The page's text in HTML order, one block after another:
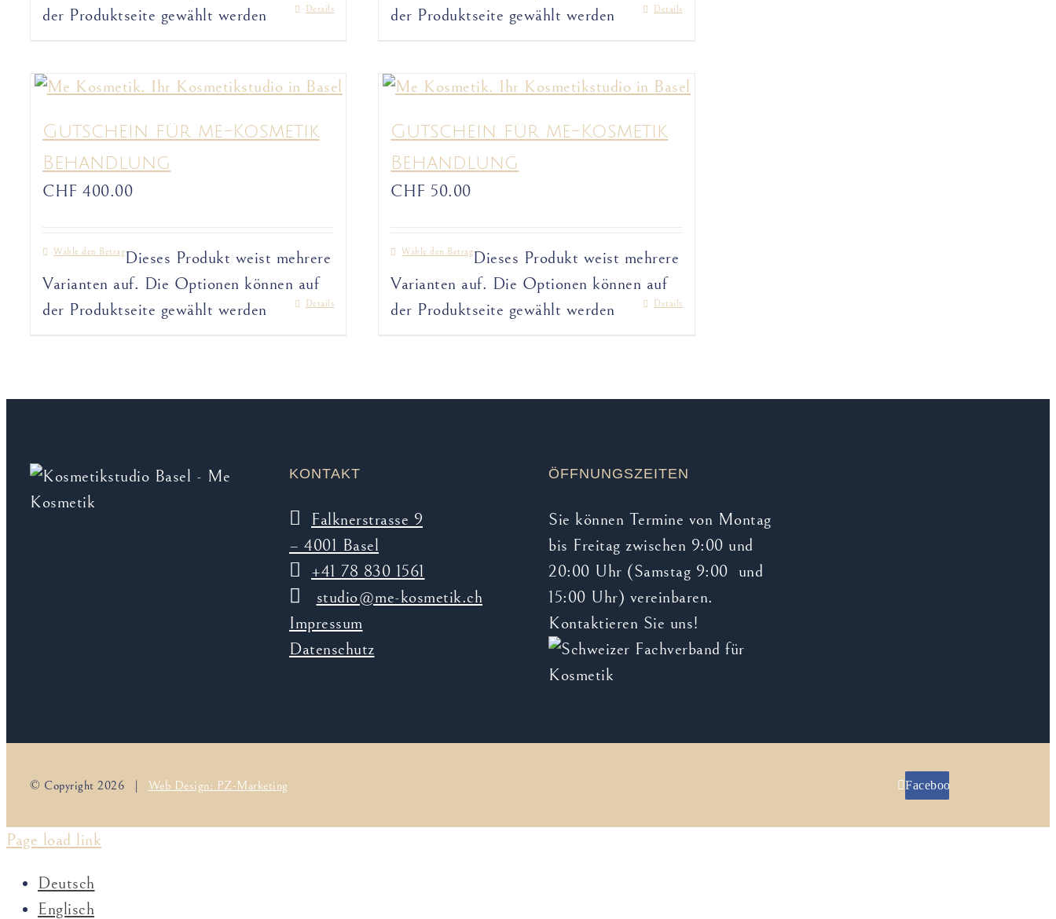
der Produktseite gewählt werden
Details
der Produktseite gewählt werden
Details
Gutschein für me-Kosmetik
Behandlung
CHF 400.00
Wähle den BetragDieses Produkt weist mehrere
Varianten auf. Die Optionen können auf
der Produktseite gewählt werden
Details
Gutschein für me-Kosmetik
Behandlung
CHF 50.00
Wähle den BetragDieses Produkt weist mehrere
Varianten auf. Die Optionen können auf
der Produktseite gewählt werden
Details
KONTAKT
Falknerstrasse 9
– 4001 Basel
+41 78 830 1561
studio@me-kosmetik.ch
Impressum
Datenschutz
ÖFFNUNGSZEITEN
Sie können Termine von Montag
bis Freitag zwischen 9:00 und
20:00 Uhr (Samstag 9:00 und
15:00 Uhr) vereinbaren.
Kontaktieren Sie uns!
© Copyright 2026 | Web Design: PZ-Marketing Facebook
Page load link
Deutsch
Englisch